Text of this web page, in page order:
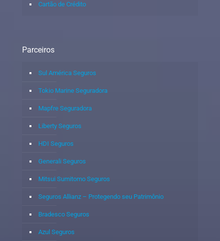
Cartão de Crédito
Parceiros
Sul América Seguros
Tokio Marine Seguradora
Mapfre Seguradora
Liberty Seguros
HDI Seguros
Generali Seguros
Mitsui Sumitomo Seguros
Seguros Allianz – Protegendo seu Patrimônio
Bradesco Seguros
Azul Seguros